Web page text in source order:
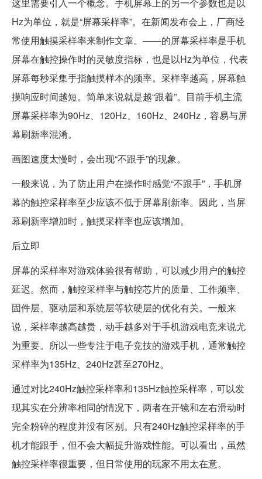
Hz为单位，就是“屏幕采样率”。在新闻发布会上，厂商经
常使用触摸采样率来制作文章。——的屏幕采样率是手机
屏幕在触控操作时的灵敏度指标，也是以Hz为单位，代表
屏幕每秒采集手指触摸样本的频率。采样率越高，屏幕触
摸响应时间越短。简单来说就是越“跟着”。目前手机主流
屏幕采样率为90Hz、120Hz、160Hz、240Hz，容易与屏
幕刷新率混淆。
画图速度太慢时，会出现“不跟手”的现象。
一般来说，为了防止用户在操作时感觉“不跟手”，手机屏
幕的触控采样率至少应该不低于屏幕刷新率。因此，当屏
幕刷新率增加时，触摸采样率也应该增加。
后立即
屏幕的采样率对游戏体验很有帮助，可以减少用户的触控
延迟。然而，触控采样率与触控芯片的质量、工作频率、
固件层、驱动层和系统层等软硬层的优化有关。一般来
说，采样率越高越贵，动手越多对于手机游戏电竞来说尤
为重要。所以一些专注于电子竞技的游戏手机，通常触控
采样率为135Hz、240Hz甚至270Hz。
通过对比240Hz触控采样率和135Hz触控采样率，可以发
现其实在分辨率相同的情况下，两者在开镜和左右滑动时
完全粉碎的程度并没有区别。只有240Hz触控采样率的手
机才能跟手，但不会大幅提升游戏性能。可以看出，虽然
触控采样率很重要，但日常使用的玩家不用太在意。